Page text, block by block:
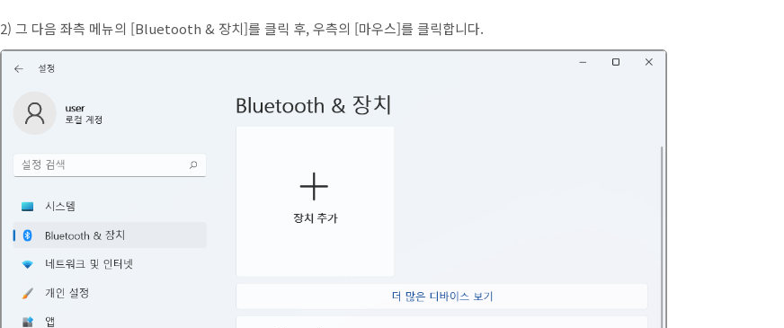
2) 그 다음 좌측 메뉴의 [Bluetooth & 장치]를 클릭 후, 우측의 [마우스]를 클릭합니다.